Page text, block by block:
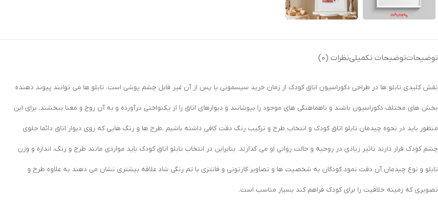
توضیحاتتوضیحات تکمیلینظرات (0)
نقش کلیدی تابلو ها در طراحی دکوراسیون اتاق کودک از زمان خرید سیسمونی یا پس از آن غیر قابل چشم پوشی است. تابلو ها می توانند پیوند دهنده
بخش های مختلف دکوراسیون باشند و ناهماهنگی های موجود را بپوشانند و دیوارهای اتاق را از یکنواختی درآورده و به آن روح و معنا ببخشند. برای این
منظور باید در نحوه چیدمان تابلو اتاق کودک و انتخاب طرح و ترکیب رنگ دقت کافی داشته باشیم .طرح ها و رنگ هایی که روی دیوار اتاق دائما جلوی
چشم کودک قرار دارند تاثیر زیادی در روحیه و حالت روانی او می گذارند. بنابراین در انتخاب تابلو اتاق کودک باید مواردی مانند طرح و رنگ، اندازه و وزن
تابلو و نوع چیدمان آن دقت نمود. کودکان به شخصیت ها و تصاویر کارتونی و فانتزی با تم رنگی شاد علاقه بیشتری نشان می دهند به علاوه طرح و
تصویری که زمینه خلاقیت را برای کودک فراهم کند بسیار مناسب است.